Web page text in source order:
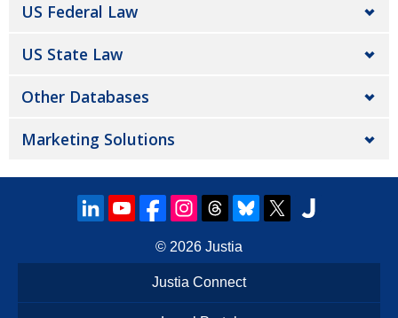
US Federal Law
US State Law
Other Databases
Marketing Solutions
© 2026 Justia
Justia Connect